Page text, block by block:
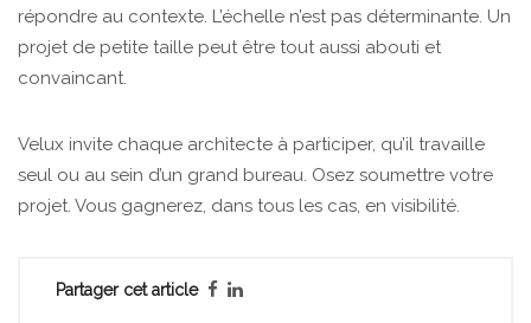
répondre au contexte. L’échelle n’est pas déterminante. Un
projet de petite taille peut être tout aussi abouti et
convaincant.
Velux invite chaque architecte à participer, qu’il travaille
seul ou au sein d’un grand bureau. Osez soumettre votre
projet. Vous gagnerez, dans tous les cas, en visibilité.
Partager cet article